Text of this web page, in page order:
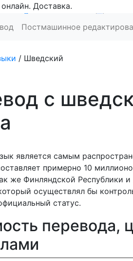
Доставка.
Рассчитать
Постмашинное
/ Шведский
с
является самым
примерно 10
же Финляндской Республики
осуществлял бы
статус.
перевода,